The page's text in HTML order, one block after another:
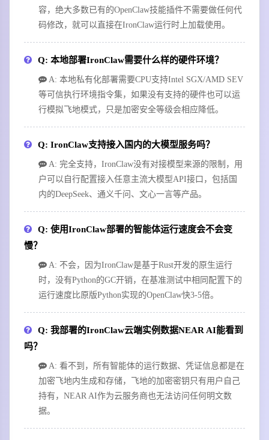
容，绝大多数已有的OpenClaw技能插件不需要做任何代
码修改，就可以直接在IronClaw运行时上加载使用。
Q: 本地部署IronClaw需要什么样的硬件环境？
A: 本地私有化部署需要CPU支持Intel SGX/AMD SEV
等可信执行环境指令集，如果没有支持的硬件也可以运
行模拟飞地模式，只是加密安全等级会相应降低。
Q: IronClaw支持接入国内的大模型服务吗？
A: 完全支持，IronClaw没有对接模型来源的限制，用
户可以自行配置接入任意主流大模型API接口，包括国
内的DeepSeek、通义千问、文心一言等产品。
Q: 使用IronClaw部署的智能体运行速度会不会变
慢？
A: 不会，因为IronClaw是基于Rust开发的原生运行
时，没有Python的GC开销，在基准测试中相同配置下的
运行速度比原版Python实现的OpenClaw快3-5倍。
Q: 我部署的IronClaw云端实例数据NEAR AI能看到
吗？
A: 看不到，所有智能体的运行数据、凭证信息都是在
加密飞地内生成和存储，飞地的加密密钥只有用户自己
持有，NEAR AI作为云服务商也无法访问任何明文数
据。